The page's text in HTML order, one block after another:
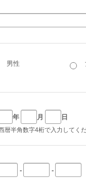
男性
年 月 日
暦半角数字4桁で入力してく
- -